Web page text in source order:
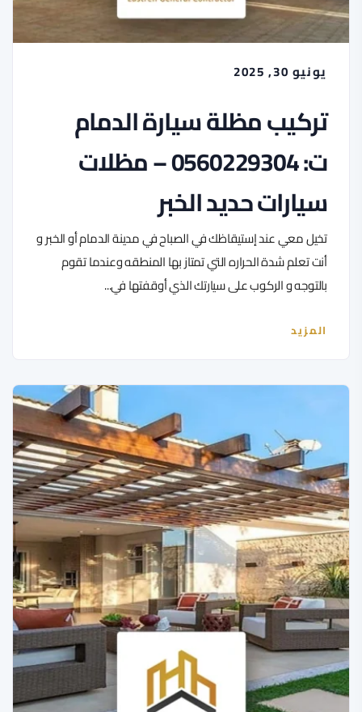
يونيو 30, 2025
تركيب مظلة سيارة الدمام
ت: 0560229304 – مظلات
سيارات حديد الخبر
تخيل معي عند إستيقاظك في الصباح في مدينة الدمام أو الخبر و
أنت تعلم شدة الحراره التي تمتاز بها المنطقه وعندما تقوم
بالتوجه و الركوب على سيارتك الذي أوقفتها في...
المزيد